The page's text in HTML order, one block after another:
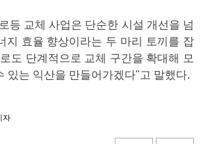
등 교체 사업은 단순한 시설 개선을 넘
지 효율 향상이라는 두 마리 토끼를 잡
도 단계적으로 교체 구간을 확대해 모
있는 익산을 만들어가겠다"고 말했다.
자